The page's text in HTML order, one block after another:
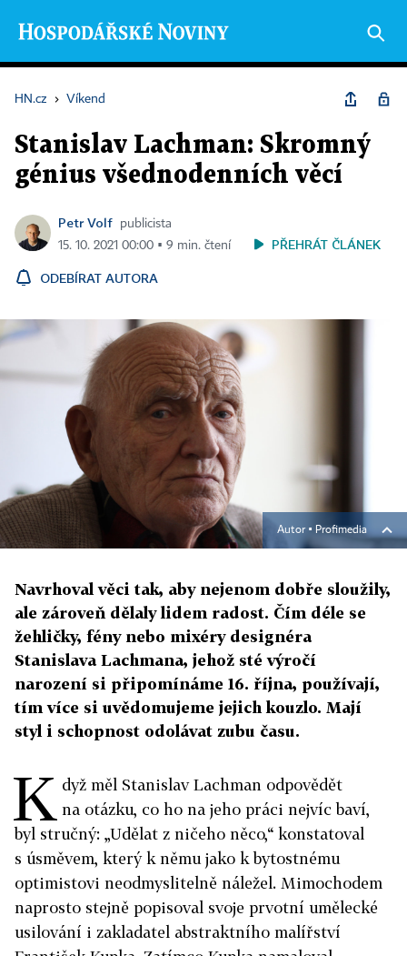
HN.cz › Víkend
Stanislav Lachman: Skromný
génius všednodenních věcí
Petr Volf
publicista
15. 10. 2021 00:00 ▪ 9 min. čtení
PŘEHRÁT ČLÁNEK
ODEBÍRAT AUTORA
Autor ▪ Profimedia
Navrhoval věci tak, aby nejenom dobře sloužily,
ale zároveň dělaly lidem radost. Čím déle se
žehličky, fény nebo mixéry designéra
Stanislava Lachmana, jehož sté výročí
narození si připomínáme 16. října, používají,
tím více si uvědomujeme jejich kouzlo. Mají
styl i schopnost odolávat zubu času.
K dyž měl Stanislav Lachman odpovědět
na otázku, co ho na jeho práci nejvíc baví,
byl stručný: „Udělat z ničeho něco,“ konstatoval
s úsměvem, který k němu jako k bytostnému
optimistovi neodmyslitelně náležel. Mimochodem
naprosto stejně popisoval svoje prvotní umělecké
usilování i zakladatel abstraktního malířství